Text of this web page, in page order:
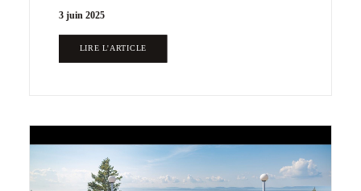
3 juin 2025
LIRE L'ARTICLE